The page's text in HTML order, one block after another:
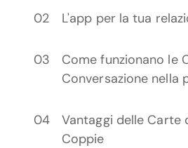
L'app per la tua
Come funzionano le
Conversazione nella
Vantaggi delle Carte
Coppie